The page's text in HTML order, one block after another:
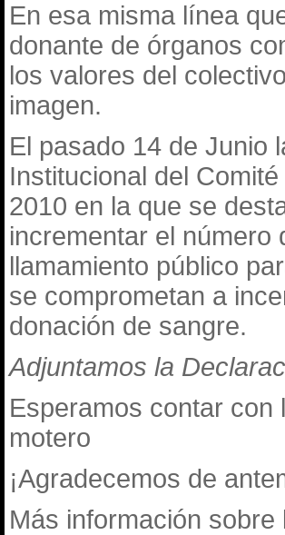
En esa misma línea
donante de órganos
los valores del
imagen.
El pasado 14 de Junio
Institucional del
2010 en la que se
incrementar el número
llamamiento público
se comprometan a
donación de sangre.
Adjuntamos la
Esperamos contar con
motero
¡Agradecemos de
Más información